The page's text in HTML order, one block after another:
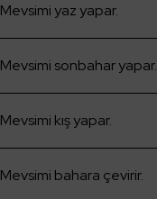
Mevsimi yaz yapar.
Mevsimi sonbahar yapar.
Mevsimi kış yapar.
Mevsimi bahara çevirir.